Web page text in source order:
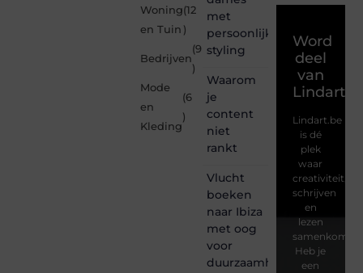
Woning
en Tuin
(12
)
Bedrijven
(9
)
Mode
en
Kleding
(6
)
met
persoonlijke
styling
Waarom
je
content
niet
rankt
Vlucht
boeken
naar Ibiza
met oog
voor
duurzaamheid
Word
deel
van
Lindart.be
is dé
plek
waar
creativiteit,
schrijven
en
lezen
samenkomen.
Heb je
een